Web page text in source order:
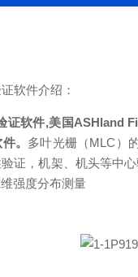
软件介绍：
证软件,美国ASHland
。 多叶光栅（MLC）
证，机架、机头等中心
强度分布测量